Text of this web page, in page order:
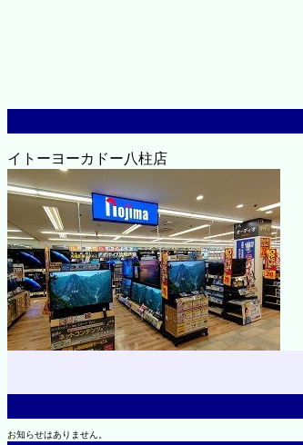
イトーヨーカドー八柱店
お知らせはありません。